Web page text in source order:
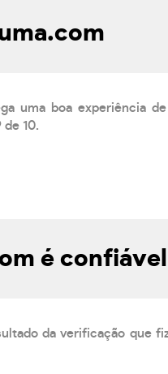
uma boa experiência
10.
é
da verificação que